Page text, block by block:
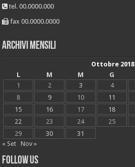
tel. 00.0000.000
fax 00.0000.0000
Archivi mensili
Ottobre 2018
L
M M G
1
2 3 4
8
9 10 11
15
16 17 18
22
23 24 25
29
30
31
« Set
Nov »
Follow Us